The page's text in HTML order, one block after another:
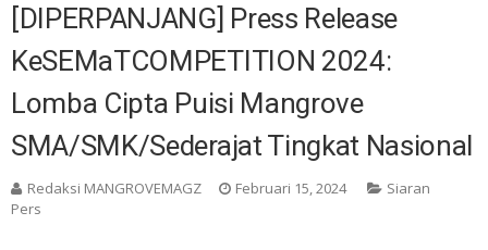
[DIPERPANJANG] Press Release
KeSEMaTCOMPETITION 2024:
Lomba Cipta Puisi Mangrove
SMA/SMK/Sederajat Tingkat Nasional
Redaksi MANGROVEMAGZ Februari 15, 2024
Siaran
Pers